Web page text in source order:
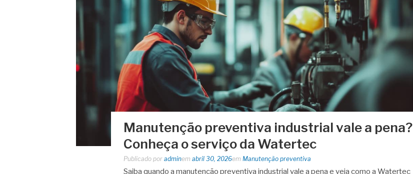
Manutenção preventiva industrial vale a pena?
Conheça o serviço da Watertec
Publicado por adminem abril 30, 2026em Manutenção preventiva
Saiba quando a manutenção preventiva industrial vale a pena e veja como a Watertec